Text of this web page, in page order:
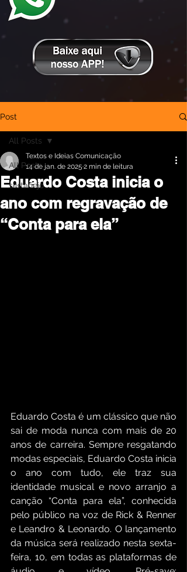
Post
All Posts
sertanejo
All Posts
Eduardo Costa inicia o
ano com regravação de
“Conta para ela”
Textos e Ideias Comunicação
14 de jan. de 2025 2 min de leitura
Eduardo Costa é um clássico que não
sai de moda nunca com mais de 20
anos de carreira. Sempre resgatando
modas especiais, Eduardo Costa inicia
o ano com tudo, ele traz sua
identidade musical e novo arranjo a
canção “Conta para ela”, conhecida
pelo público na voz de Rick & Renner
e Leandro & Leonardo. O lançamento
da música será realizado nesta sexta-
feira, 10, em todas as plataformas de